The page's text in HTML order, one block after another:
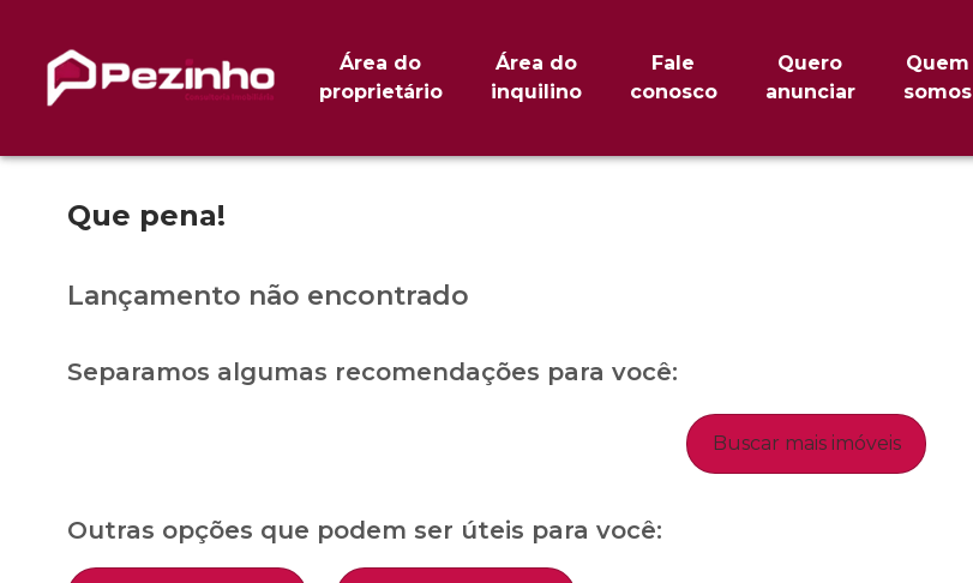
Área do
proprietário
Área do
inquilino
Fale
conosco
Quero
anunciar
Quem
somos
Que pena!
Lançamento não encontrado
Separamos algumas recomendações para você:
Buscar mais imóveis
Outras opções que podem ser úteis para você: